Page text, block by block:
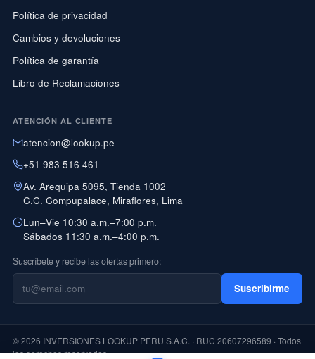
Política de privacidad
Cambios y devoluciones
Política de garantía
Libro de Reclamaciones
ATENCIÓN AL CLIENTE
atencion@lookup.pe
+51 983 516 461
Av. Arequipa 5095, Tienda 1002
C.C. Compupalace, Miraflores, Lima
Lun–Vie 10:30 a.m.–7:00 p.m.
Sábados 11:30 a.m.–4:00 p.m.
Suscríbete y recibe las ofertas primero:
Suscribirme
© 2026 INVERSIONES LOOKUP PERU S.A.C. · RUC 20607296589 · Todos
los derechos reservados